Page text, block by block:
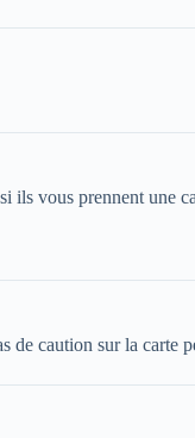
ils vous prennent une
de caution sur la carte